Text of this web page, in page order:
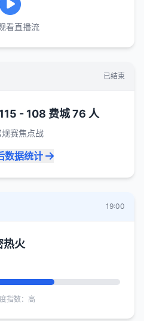
看直播流
已结束
- 108 费城 76 人
规赛焦点战
数据统计
19:00
热火
指数：高